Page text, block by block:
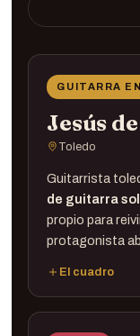
GUITARRA
Jesús
Toledo
Guitarrista
de guitarra
propio para
protagonista
El cuadro
Guitarra ·